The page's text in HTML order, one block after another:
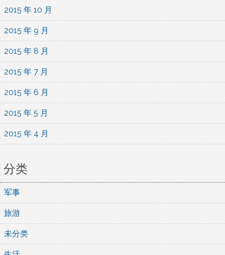
2015 年 10 月
2015 年 9 月
2015 年 8 月
2015 年 7 月
2015 年 6 月
2015 年 5 月
2015 年 4 月
分类
军事
旅游
未分类